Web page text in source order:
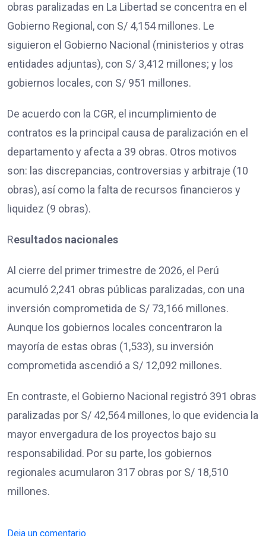
obras paralizadas en La Libertad se concentra en el
Gobierno Regional, con S/ 4,154 millones. Le
siguieron el Gobierno Nacional (ministerios y otras
entidades adjuntas), con S/ 3,412 millones; y los
gobiernos locales, con S/ 951 millones.
De acuerdo con la CGR, el incumplimiento de
contratos es la principal causa de paralización en el
departamento y afecta a 39 obras. Otros motivos
son: las discrepancias, controversias y arbitraje (10
obras), así como la falta de recursos financieros y
liquidez (9 obras).
Resultados nacionales
Al cierre del primer trimestre de 2026, el Perú
acumuló 2,241 obras públicas paralizadas, con una
inversión comprometida de S/ 73,166 millones.
Aunque los gobiernos locales concentraron la
mayoría de estas obras (1,533), su inversión
comprometida ascendió a S/ 12,092 millones.
En contraste, el Gobierno Nacional registró 391 obras
paralizadas por S/ 42,564 millones, lo que evidencia la
mayor envergadura de los proyectos bajo su
responsabilidad. Por su parte, los gobiernos
regionales acumularon 317 obras por S/ 18,510
millones.
Deja un comentario